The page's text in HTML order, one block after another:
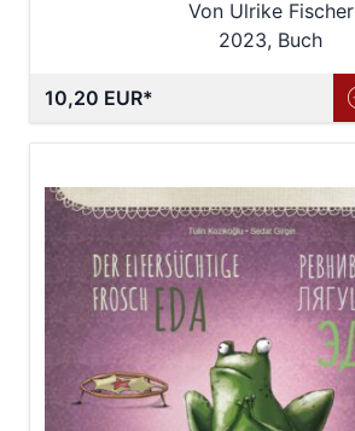
Von Ulrike Fischer
2023, Buch
10,20 EUR